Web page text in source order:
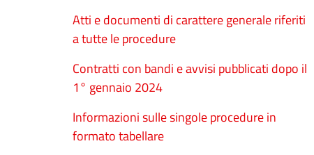
Atti e documenti di carattere generale riferiti
a tutte le procedure
Contratti con bandi e avvisi pubblicati dopo il
1° gennaio 2024
Informazioni sulle singole procedure in
formato tabellare